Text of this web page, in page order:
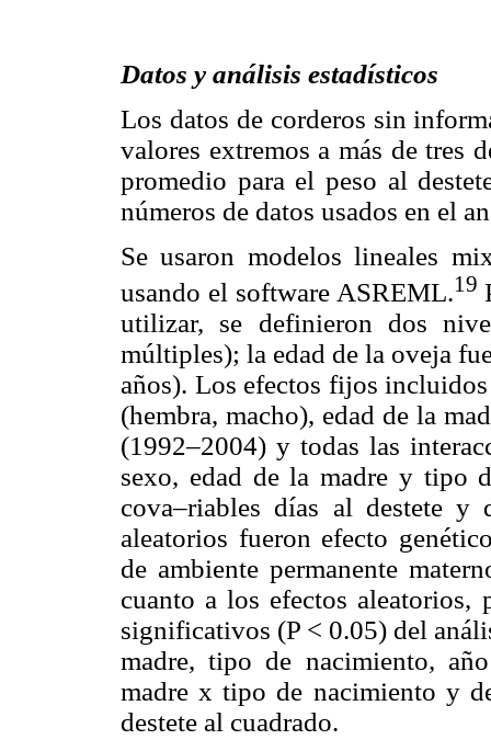
Datos y análisis estadísticos
Los datos de corderos sin
valores extremos a más de tres
promedio para el peso al
números de datos usados en el
Se usaron modelos lineales
usando el software ASREML.19
utilizar, se definieron dos
múltiples); la edad de la oveja
años). Los efectos fijos
(hembra, macho), edad de la
(1992–2004) y todas las
sexo, edad de la madre y tipo
cova–riables días al destete y
aleatorios fueron efecto
de ambiente permanente
cuanto a los efectos aleatorios,
significativos (P < 0.05) del
madre, tipo de nacimiento,
madre x tipo de nacimiento y
destete al cuadrado.